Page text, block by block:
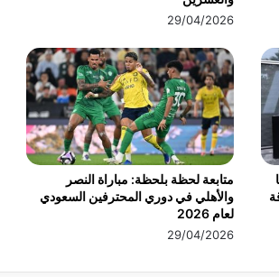
29/04/2026
متابعة لحظة بلحظة: مباراة النصر
والأهلي في دوري المحترفين السعودي
لعام 2026
29/04/2026